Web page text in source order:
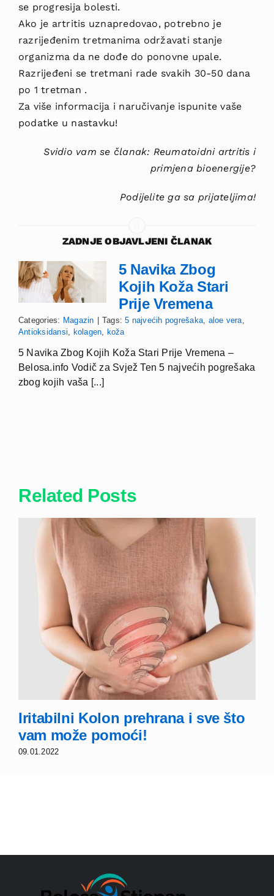
se progresija bolesti.
Ako je artritis uznapredovao, potrebno je
razrijeđenim tretmanima održavati stanje
organizma da ne dođe do ponovne upale.
Razrijeđeni se tretmani rade svakih 30-50 dana
po 1 tretman .
Za više informacija i naručivanje ispunite vaše
podatke u nastavku!
Svidio vam se članak: Reumatoidni artritis i
primjena bioenergije?
Podijelite ga sa prijateljima!
ZADNJE OBJAVLJENI ČLANAK
5 Navika Zbog
Kojih Koža Stari
Prije Vremena
Categories: Magazin | Tags:5 najvećih pogrešaka aloe vera
Antioksidansi
kolagen koža
5 Navika Zbog Kojih Koža Stari Prije Vremena –
Belosa.info Vodič za Svjež Ten 5 najvećih pogrešaka
zbog kojih vaša [...]
Related Posts
Iritabilni Kolon prehrana i sve što
vam može pomoći!
09.01.2022